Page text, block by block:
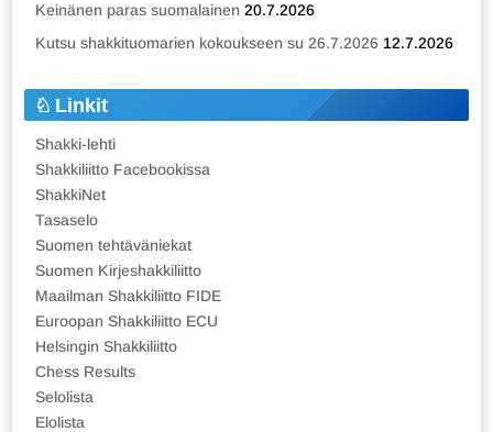
Keinänen paras suomalainen 20.7.2026
Kutsu shakkituomarien kokoukseen su 26.7.2026 12.7.2026
Linkit
Shakki-lehti
Shakkiliitto Facebookissa
ShakkiNet
Tasaselo
Suomen tehtäväniekat
Suomen Kirjeshakkiliitto
Maailman Shakkiliitto FIDE
Euroopan Shakkiliitto ECU
Helsingin Shakkiliitto
Chess Results
Selolista
Elolista